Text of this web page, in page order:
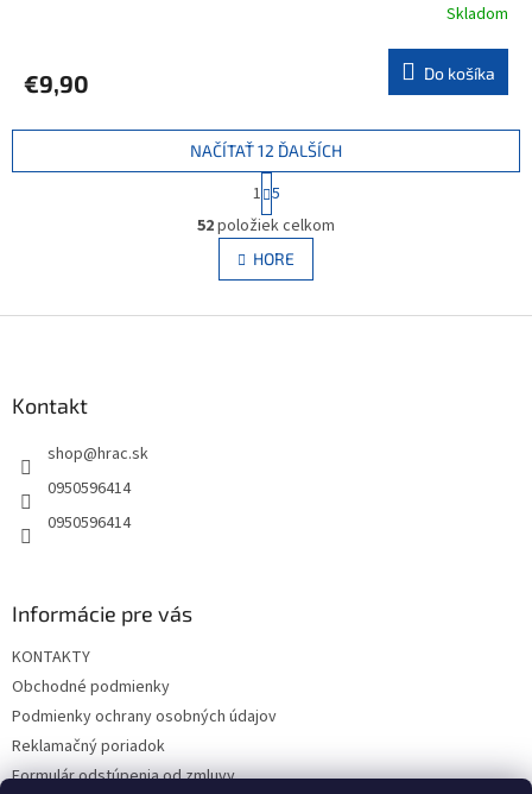
Skladom
€9,90 Do košíka
O
v
l
á
NAČÍTAŤ 12 ĎALŠÍCH
S
t
r
á
n
k
v
1 5
52položiek celkom
HORE
Kontakt
shop@hrac.sk
0950596414
0950596414
Informácie pre vás
KONTAKTY
Obchodné podmienky
Podmienky ochrany osobných údajov
Reklamačný poriadok
Formulár odstúpenia od zmluvy